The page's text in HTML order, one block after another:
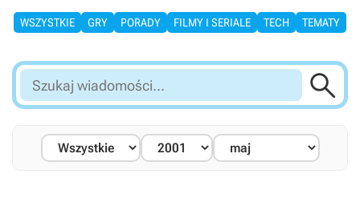
WSZYSTKIE GRY PORADY FILMY I SERIALE TECH TEMATY
Szukaj
wiadomości...
